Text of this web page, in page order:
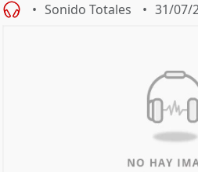
Sonido Totales 31/07/